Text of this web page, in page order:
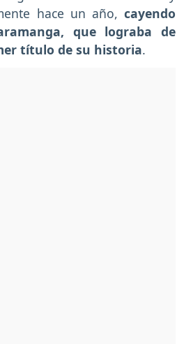
hace un año, cayendo
que lograba de
título de su historia.